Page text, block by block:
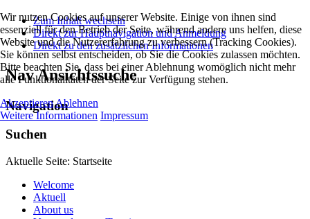
Zum Inhalt wechseln
Direkt zur Hauptnavigation und Anmeldung
Direkt zu den zusätzlichen Informationen
Nav Ansichtssuche
Navigation
Suchen
Aktuelle Seite: Startseite
Welcome
Aktuell
About us
Wir nutzen Cookies auf unserer Website. Einige von ihnen sind
essenziell für den Betrieb der Seite, während andere uns helfen, diese
Website und die Nutzererfahrung zu verbessern (Tracking Cookies).
Sie können selbst entscheiden, ob Sie die Cookies zulassen möchten.
Bitte beachten Sie, dass bei einer Ablehnung womöglich nicht mehr
alle Funktionalitäten der Seite zur Verfügung stehen.
AkzeptierenAblehnen
Weitere Informationen Impressum